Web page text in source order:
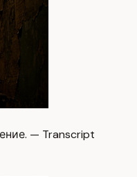
— Transcript